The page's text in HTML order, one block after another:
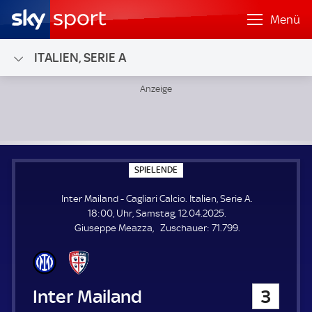
Menü
ITALIEN, SERIE A
SPIELENDE
P
E
L
E
N
Inter Mailand - Cagliari Calcio. Italien, Serie A.
18:00, Uhr, Samstag, 12.04.2025.
Giuseppe Meazza
Zuschauer: Z
71.799.
Inter Mailand 3